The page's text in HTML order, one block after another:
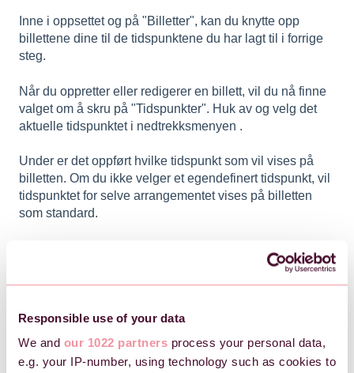
Responsible use of your data
We and our 1022 partners process your personal data,
e.g. your IP-number, using technology such as cookies to
Inne i oppsettet og på "Billetter", kan du knytte opp
billettene dine til de tidspunktene du har lagt til i forrige
steg.
Når du oppretter eller redigerer en billett, vil du nå finne
valget om å skru på "Tidspunkter". Huk av og velg det
aktuelle tidspunktet i nedtrekksmenyen .
Under er det oppført hvilke tidspunkt som vil vises på
billetten. Om du ikke velger et egendefinert tidspunkt, vil
tidspunktet for selve arrangementet vises på billetten
som standard.